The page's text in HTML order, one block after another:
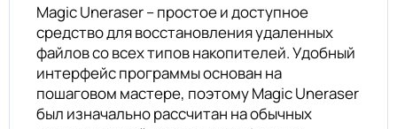
Magic Uneraser – простое и доступное
средство для восстановления удаленных
файлов со всех типов накопителей. Удобный
интерфейс программы основан на
пошаговом мастере, поэтому Magic Uneraser
был изначально рассчитан на обычных